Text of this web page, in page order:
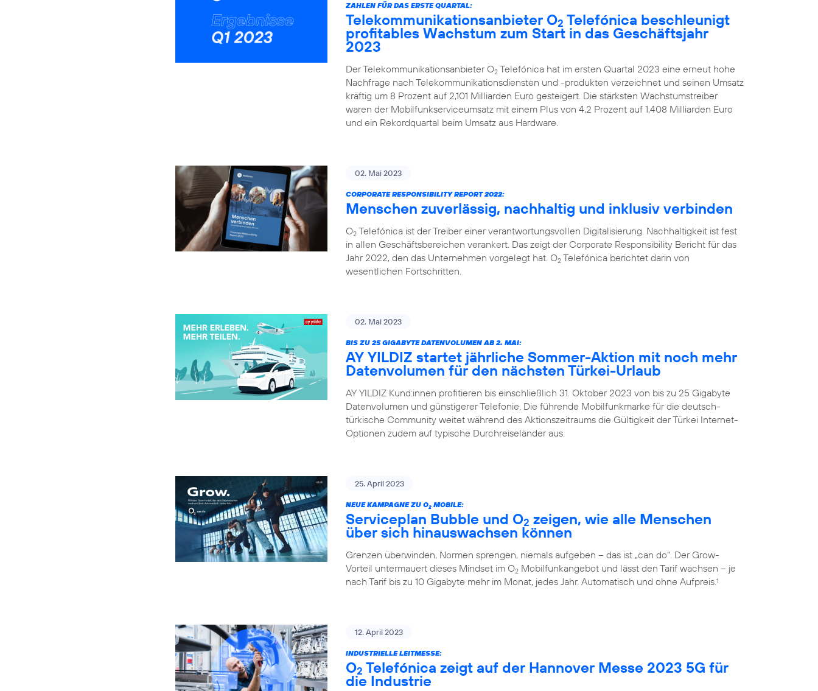
ZAHLEN FÜR DAS ERSTE QUARTAL:
Telekommunikationsanbieter O2 Telefónica beschleunigt
profitables Wachstum zum Start in das Geschäftsjahr
2023
Der Telekommunikationsanbieter O2 Telefónica hat im ersten Quartal 2023 eine erneut hohe
Nachfrage nach Telekommunikationsdiensten und -produkten verzeichnet und seinen Umsatz
kräftig um 8 Prozent auf 2,101 Milliarden Euro gesteigert. Die stärksten Wachstumstreiber
waren der Mobilfunkserviceumsatz mit einem Plus von 4,2 Prozent auf 1,408 Milliarden Euro
und ein Rekordquartal beim Umsatz aus Hardware.
02. Mai 2023
CORPORATE RESPONSIBILITY REPORT 2022:
Menschen zuverlässig, nachhaltig und inklusiv verbinden
O2 Telefónica ist der Treiber einer verantwortungsvollen Digitalisierung. Nachhaltigkeit ist fest
in allen Geschäftsbereichen verankert. Das zeigt der Corporate Responsibility Bericht für das
Jahr 2022, den das Unternehmen vorgelegt hat. O2 Telefónica berichtet darin von
wesentlichen Fortschritten.
02. Mai 2023
BIS ZU 25 GIGABYTE DATENVOLUMEN AB 2. MAI:
AY YILDIZ startet jährliche Sommer-Aktion mit noch mehr
Datenvolumen für den nächsten Türkei-Urlaub
AY YILDIZ Kund:innen profitieren bis einschließlich 31. Oktober 2023 von bis zu 25 Gigabyte
Datenvolumen und günstigerer Telefonie. Die führende Mobilfunkmarke für die deutsch-
türkische Community weitet während des Aktionszeitraums die Gültigkeit der Türkei Internet-
Optionen zudem auf typische Durchreiseländer aus.
25. April 2023
NEUE KAMPAGNE ZU O2 MOBILE:
Serviceplan Bubble und O2 zeigen, wie alle Menschen
über sich hinauswachsen können
Grenzen überwinden, Normen sprengen, niemals aufgeben – das ist „can do“. Der Grow-
Vorteil untermauert dieses Mindset im O2 Mobilfunkangebot und lässt den Tarif wachsen – je
nach Tarif bis zu 10 Gigabyte mehr im Monat, jedes Jahr. Automatisch und ohne Aufpreis.1
12. April 2023
INDUSTRIELLE LEITMESSE:
O2 Telefónica zeigt auf der Hannover Messe 2023 5G für
die Industrie